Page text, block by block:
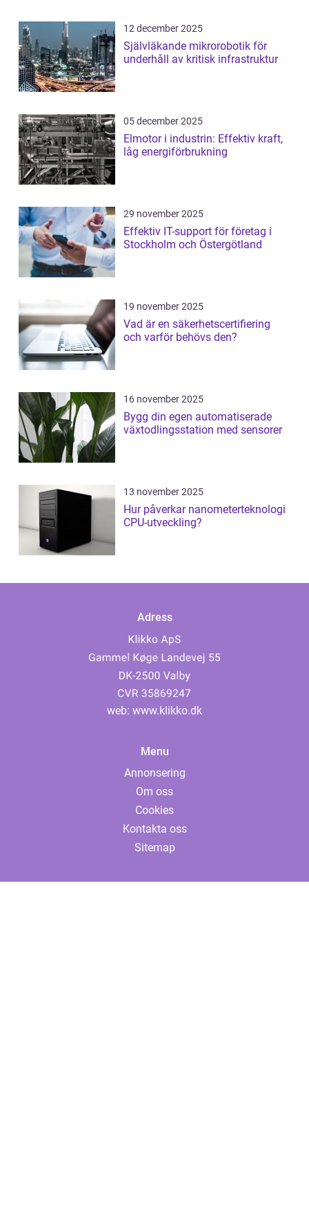
12 december 2025
Självläkande mikrorobotik för
underhåll av kritisk infrastruktur
05 december 2025
Elmotor i industrin: Effektiv kraft,
låg energiförbrukning
29 november 2025
Effektiv IT-support för företag i
Stockholm och Östergötland
19 november 2025
Vad är en säkerhetscertifiering
och varför behövs den?
16 november 2025
Bygg din egen automatiserade
växtodlingsstation med sensorer
13 november 2025
Hur påverkar nanometerteknologi
CPU-utveckling?
Adress
web: www.klikko.dk
Menu
Annonsering
Om oss
Cookies
Kontakta oss
Sitemap